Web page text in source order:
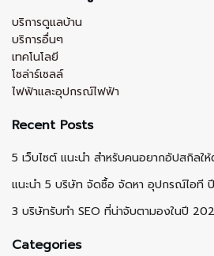
บริการดูแลบ้าน
บริการอื่นๆ
เทคโนโลยี
โซล่าร์เซลล์
ไฟฟ้าและอุปกรณ์ไฟฟ้า
Recent Posts
5 เว็บไซต์ แนะนำ สำหรับคนอยากอัปสกิลใ
แนะนำ 5 บริษัท จัดซื้อ จัดหา อุปกรณ์ไอที
3 บริษัทรับทำ SEO ที่น่าจับตามองในปี
Categories